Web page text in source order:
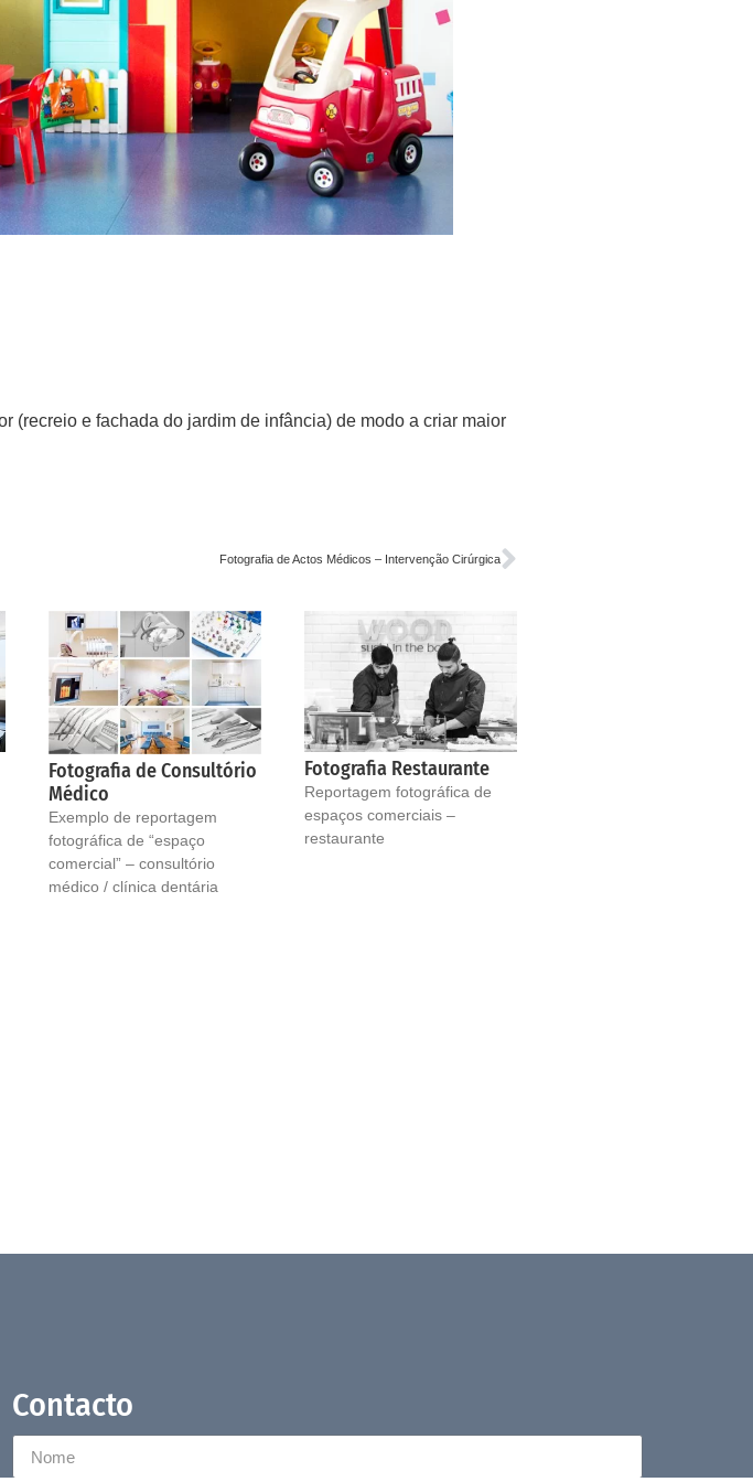
(recreio e fachada do jardim de infância) de modo a criar maior
Fotografia de Actos Médicos – Intervenção Cirúrgica
Fotografia de Consultório
Médico
Exemplo de reportagem
fotográfica de “espaço
comercial” – consultório
médico / clínica dentária
Fotografia Restaurante
Reportagem fotográfica de
espaços comerciais –
restaurante
Contacto